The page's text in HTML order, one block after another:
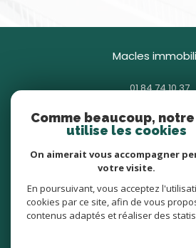
macles
01 84 74 10 37
85 avenue Général
93380 pierrefitte-sur-
nous suivre
Comme beaucoup,
utilise les cookies
On aimerait vous accompagner
votre visite.
En poursuivant, vous acceptez
cookies par ce site, afin de vous
contenus adaptés et réaliser des